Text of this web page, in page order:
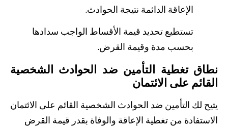
الإعاقة الدائمة نتيجة الحوادث.
تستطيع تحديد قيمة الأقساط الواجب سدادها
بحسب مدة وقيمة القرض.
نطاق تغطية التأمين ضد الحوادث الشخصية
القائم على الائتمان
يتيح لك التأمين ضد الحوادث الشخصية القائم على الائتمان
الاستفادة من تغطية الإعاقة والوفاة بقدر قيمة القرض